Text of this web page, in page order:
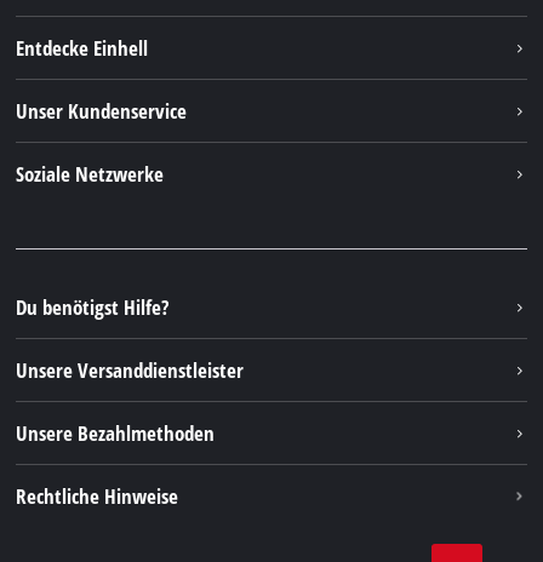
Entdecke Einhell
Nachhaltigkeit
Unser Kundenservice
FAQs
Rücksendungen / Widerruf
Verpackungsrichtlinien
Hinweise zur Batterieentsorgung
Vertrag widerrufen
Soziale Netzwerke
Instagram
TikTok
Pinterest
Linkedin
Du benötigst Hilfe?
Unsere Versanddienstleister
Unsere Bezahlmethoden
Rechtliche Hinweise